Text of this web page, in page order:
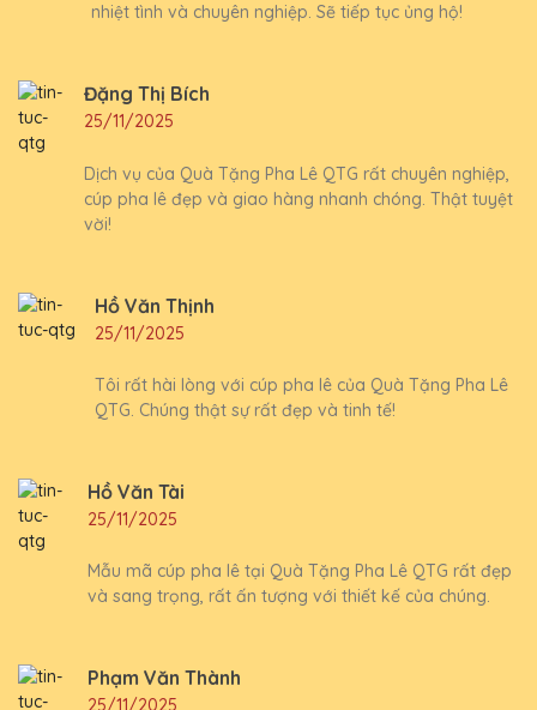
nhiệt tình và chuyên nghiệp. Sẽ tiếp tục ủng hộ!
Đặng Thị Bích
25/11/2025
Dịch vụ của Quà Tặng Pha Lê QTG rất chuyên nghiệp,
cúp pha lê đẹp và giao hàng nhanh chóng. Thật tuyệt
vời!
Hồ Văn Thịnh
25/11/2025
Tôi rất hài lòng với cúp pha lê của Quà Tặng Pha Lê
QTG. Chúng thật sự rất đẹp và tinh tế!
Hồ Văn Tài
25/11/2025
Mẫu mã cúp pha lê tại Quà Tặng Pha Lê QTG rất đẹp
và sang trọng, rất ấn tượng với thiết kế của chúng.
Phạm Văn Thành
25/11/2025